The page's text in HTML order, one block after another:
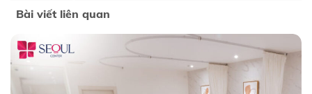
Bài viết liên quan